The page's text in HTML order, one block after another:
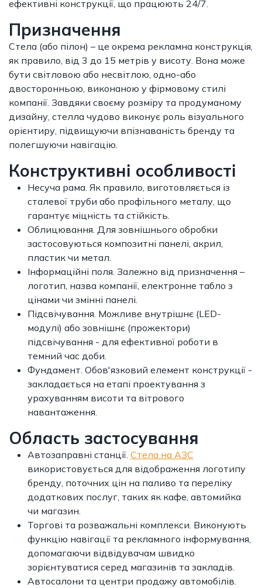
ефективні конструкції, що працюють 24/7.
Призначення
Стела (або пілон) – це окрема рекламна конструкція,
як правило, від 3 до 15 метрів у висоту. Вона може
бути світловою або несвітлою, одно-або
двосторонньою, виконаною у фірмовому стилі
компанії. Завдяки своєму розміру та продуманому
дизайну, стелла чудово виконує роль візуального
орієнтиру, підвищуючи впізнаваність бренду та
полегшуючи навігацію.
Конструктивні особливості
Несуча рама. Як правило, виготовляється із
сталевої труби або профільного металу, що
гарантує міцність та стійкість.
Облицювання. Для зовнішнього обробки
застосовуються композитні панелі, акрил,
пластик чи метал.
Інформаційні поля. Залежно від призначення –
логотип, назва компанії, електронне табло з
цінами чи змінні панелі.
Підсвічування. Можливе внутрішнє (LED-
модулі) або зовнішнє (прожектори)
підсвічування - для ефективної роботи в
темний час доби.
Фундамент. Обов'язковий елемент конструкції -
закладається на етапі проектування з
урахуванням висоти та вітрового
навантаження.
Область застосування
Автозаправні станції. Стела на АЗС
використовується для відображення логотипу
бренду, поточних цін на паливо та переліку
додаткових послуг, таких як кафе, автомийка
чи магазин.
Торгові та розважальні комплекси. Виконують
функцію навігації та рекламного інформування,
допомагаючи відвідувачам швидко
зорієнтуватися серед магазинів та закладів.
Автосалони та центри продажу автомобілів.